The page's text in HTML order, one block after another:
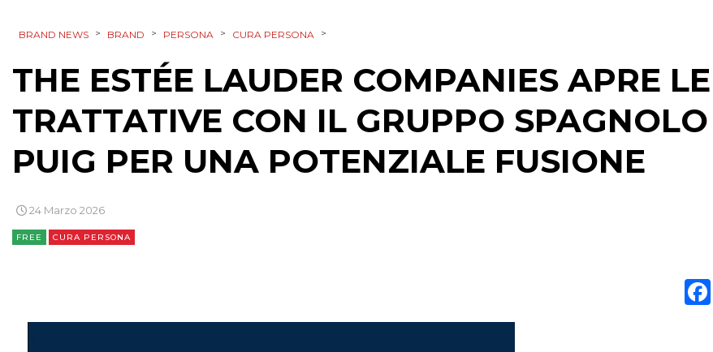
RADIO / AUDIO
TV
BRAND NEWS > BRAND > PERSONA > CURA PERSONA >
THE ESTÉE LAUDER COMPANIES APRE LE
TRATTATIVE CON IL GRUPPO SPAGNOLO
PUIG PER UNA POTENZIALE FUSIONE
24 Marzo 2026
FREE CURA PERSONA